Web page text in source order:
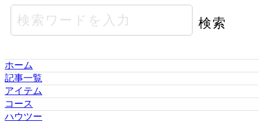
ホーム
記事一覧
アイテム
コース
ハウツー